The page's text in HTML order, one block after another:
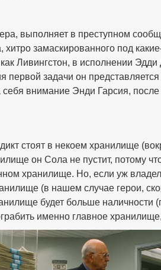
выполняет в преступном
замаскированного под
Ливингстон, в исполнении
задачи он
внимание Энди Гарсия,
стоят в некоем хранилище
он Сола не пустит, потому
хранилище. Но, если уж
(в нашем случае герои,
будет больше наличности
именно главное